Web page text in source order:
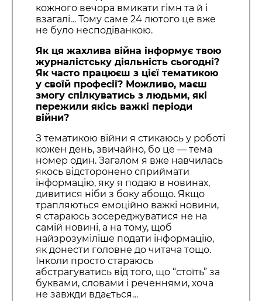
кожного вечора вмикати гімн та й і
взагалі… Тому саме 24 лютого це вже
не було несподіванкою.
Як ця жахлива війна інформує твою
журналістську діяльність сьогодні?
Як часто працюєш з цієї тематикою
у своїй професії? Можливо, маєш
змогу спілкуватись з людьми, які
пережили якісь важкі періоди
війни?
З тематикою війни я стикаюсь у роботі
кожен день, звичайно, бо це — тема
номер один. Загалом я вже навчилась
якось відсторонено сприймати
інформацію, яку я подаю в новинах,
дивитися ніби з боку абощо. Якщо
трапляються емоційно важкі новини,
я стараюсь зосереджуватися не на
самій новині, а на тому, щоб
найзрозуміліше подати інформацію,
як донести головне до читача тощо.
Інколи просто стараюсь
абстрагуватись від того, що “стоїть” за
буквами, словами і реченнями, хоча
не завжди вдається…